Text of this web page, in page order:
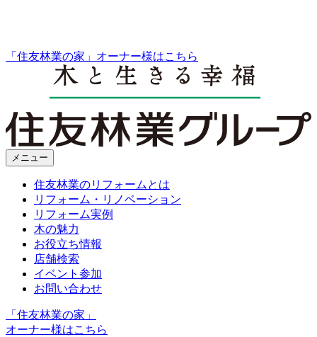
「住友林業の家」オーナー様はこちら
メニュー
住友林業のリフォームとは
リフォーム・リノベーション
リフォーム実例
木の魅力
お役立ち情報
店舗検索
イベント参加
お問い合わせ
「住友林業の家」
オーナー様はこちら